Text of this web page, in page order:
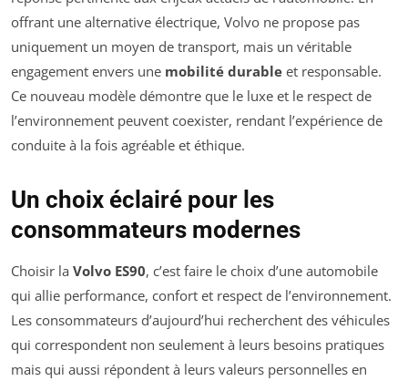
offrant une alternative électrique, Volvo ne propose pas
uniquement un moyen de transport, mais un véritable
engagement envers une mobilité durable et responsable.
Ce nouveau modèle démontre que le luxe et le respect de
l’environnement peuvent coexister, rendant l’expérience de
conduite à la fois agréable et éthique.
Un choix éclairé pour les
consommateurs modernes
Choisir la Volvo ES90, c’est faire le choix d’une automobile
qui allie performance, confort et respect de l’environnement.
Les consommateurs d’aujourd’hui recherchent des véhicules
qui correspondent non seulement à leurs besoins pratiques
mais qui aussi répondent à leurs valeurs personnelles en